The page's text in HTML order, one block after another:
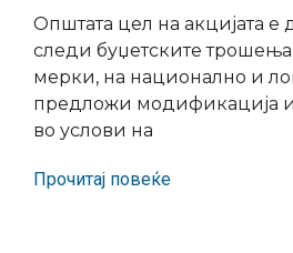
Општата цел на акцијата е
следи буџетските
мерки, на национално и
предложи модификација
во услови на
Прочитај повеќе